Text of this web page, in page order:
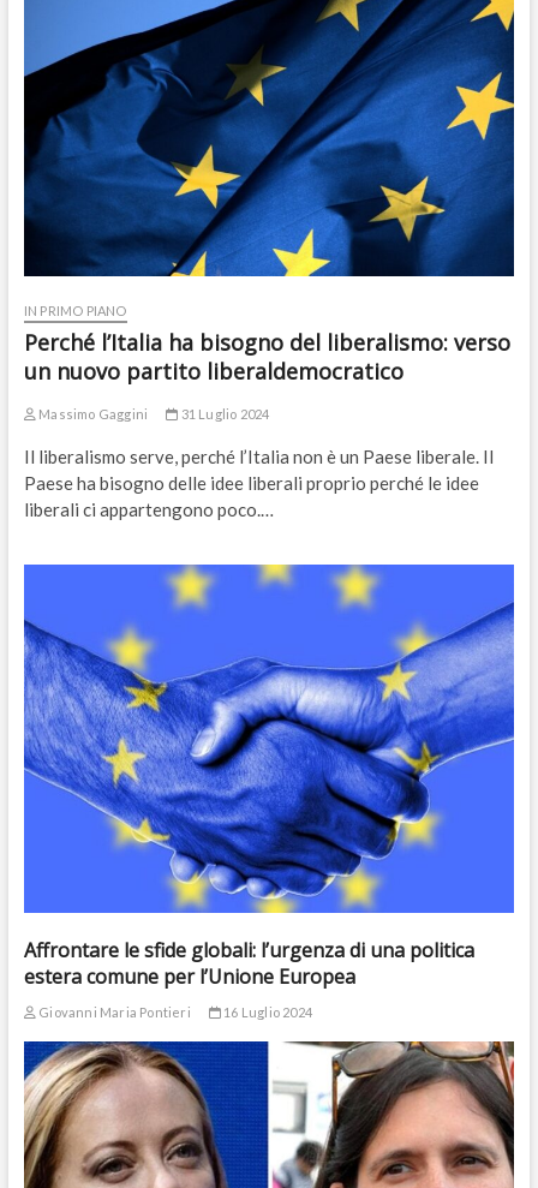
IN PRIMO PIANO
Perché l’Italia ha bisogno del liberalismo: verso
un nuovo partito liberaldemocratico
Massimo Gaggini 31 Luglio 2024
Il liberalismo serve, perché l’Italia non è un Paese liberale. Il
Paese ha bisogno delle idee liberali proprio perché le idee
liberali ci appartengono poco.…
Affrontare le sfide globali: l’urgenza di una politica
estera comune per l’Unione Europea
Giovanni Maria Pontieri 16 Luglio 2024